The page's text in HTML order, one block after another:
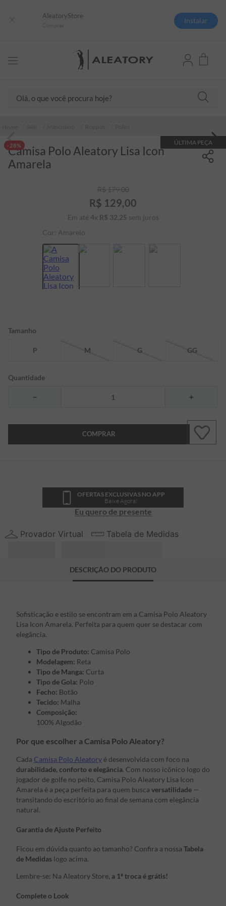
AleatoryStore
Instalar
ÚLTIMA PEÇA
-28%
Camisa Polo Aleatory Lisa Icon
Amarela
R$ 179,00
R$ 129,00
Em até 4x R$ 32,25 sem juros
Cor: Amarelo
Tamanho
P M G GG
Quantidade
＋
－
COMPRAR
OFERTAS EXCLUSIVAS NO APP
Baixe Agora!
Eu quero de presente
Provador Virtual Tabela de Medidas
DESCRIÇÃO DO PRODUTO
Sofisticação e estilo se encontram em a Camisa Polo Aleatory
Lisa Icon Amarela. Perfeita para quem quer se destacar com
elegância.
Tipo de Produto: Camisa Polo
Modelagem: Reta
Tipo de Manga: Curta
Tipo de Gola: Polo
Fecho: Botão
Tecido: Malha
Composição:
100% Algodão
Por que escolher a Camisa Polo Aleatory?
Cada Camisa Polo Aleatory é desenvolvida com foco na
durabilidade, conforto e elegância. Com nosso icônico logo do
jogador de golfe no peito, Camisa Polo Aleatory Lisa Icon
Amarela é a peça perfeita para quem busca versatilidade —
transitando do escritório ao final de semana com elegância
natural.
Garantia de Ajuste Perfeito
Ficou em dúvida quanto ao tamanho? Confira a nossa Tabela
de Medidas logo acima.
Lembre-se: Na Aleatory Store, a 1ª troca é grátis!
Complete o Look
camisas polo
2
camiseta listrada
4 º
5º
pima
6º
jaqueta